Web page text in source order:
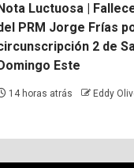
Nota Luctuosa |
PRM Jorge Frías
2 de
Domingo Este
14 horas atrás Eddy